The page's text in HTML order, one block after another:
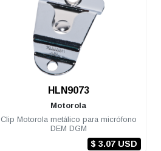
HLN9073
Motorola
Clip Motorola metálico para micrófono
DEM DGM
$ 3.07 USD